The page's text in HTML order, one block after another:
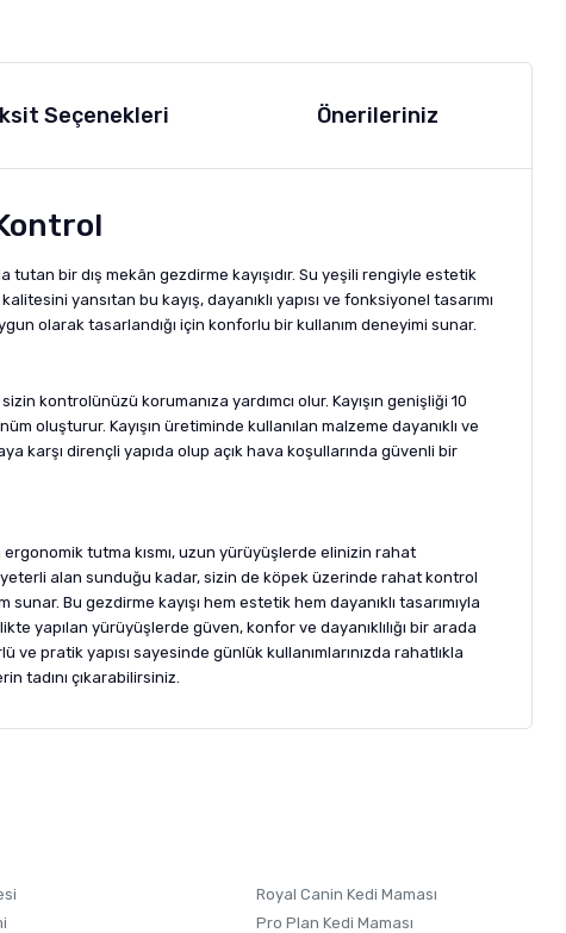
Seçenekleri Önerileriniz
tutan bir dış mekân gezdirme kayışıdır. Su yeşili rengiyle estetik
yansıtan bu kayış, dayanıklı yapısı ve fonksiyonel tasarımı
olarak tasarlandığı için konforlu bir kullanım deneyimi sunar.
kontrolünüzü korumanıza yardımcı olur. Kayışın genişliği 10
oluşturur. Kayışın üretiminde kullanılan malzeme dayanıklı ve
karşı dirençli yapıda olup açık hava koşullarında güvenli bir
ergonomik tutma kısmı, uzun yürüyüşlerde elinizin rahat
alan sunduğu kadar, sizin de köpek üzerinde rahat kontrol
Bu gezdirme kayışı hem estetik hem dayanıklı tasarımıyla
yapılan yürüyüşlerde güven, konfor ve dayanıklılığı bir arada
pratik yapısı sayesinde günlük kullanımlarınızda rahatlıkla
tadını çıkarabilirsiniz.
Royal Canin Kedi Maması
Pro Plan Kedi Maması